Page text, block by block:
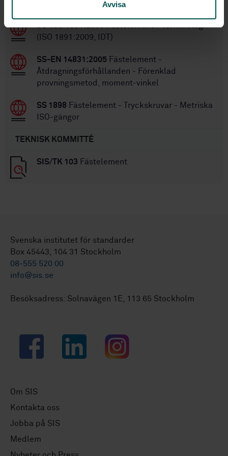
Avvisa
SS-ISO 1891:2009Fästelement - Terminologi
(ISO 1891:2009, IDT)
SS-EN 14831:2005 Fästelement -
Åtdragningsförhållanden - Förenklad
provningsmetod, moment-vinkel
SS 1898 Fästelement - Tryckskruvar - Metriska
ISO-gängor
TEKNISK KOMMITTÉ
SIS/TK 103 Fästelement
Svenska institutet för standarder
Box 45443, 104 31 Stockholm
08-555 520 00
info@sis.se
Besöksadress: Solnavägen 1E, 113 65 Stockholm
Facebook LinkedIn Instagram
Om SIS
Kontakta oss
Jobba på SIS
Medlem